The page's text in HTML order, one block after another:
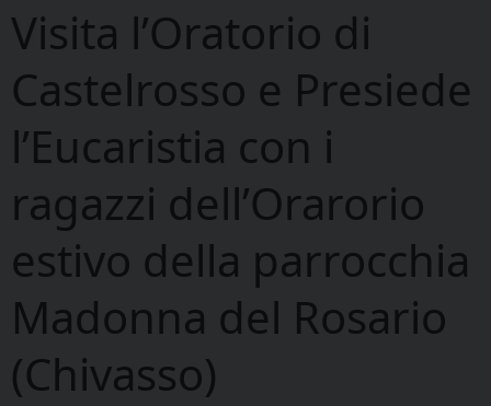
Visita l’Oratorio di
Castelrosso e Presiede
l’Eucaristia con i
ragazzi dell’Orarorio
estivo della parrocchia
Madonna del Rosario
(Chivasso)